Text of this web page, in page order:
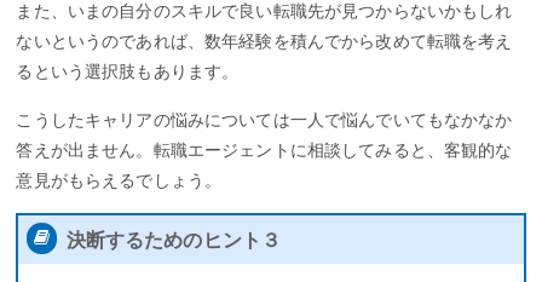
また、いまの自分のスキルで良い転職先が見つからないかもしれ
ないというのであれば、数年経験を積んでから改めて転職を考え
るという選択肢もあります。
こうしたキャリアの悩みについては一人で悩んでいてもなかなか
答えが出ません。転職エージェントに相談してみると、客観的な
意見がもらえるでしょう。
決断するためのヒント３